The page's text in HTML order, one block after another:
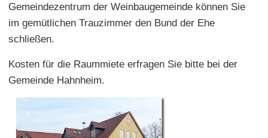
Gemeindezentrum der Weinbaugemeinde können Sie
im gemütlichen Trauzimmer den Bund der Ehe
schließen.
Kosten für die Raummiete erfragen Sie bitte bei der
Gemeinde Hahnheim.